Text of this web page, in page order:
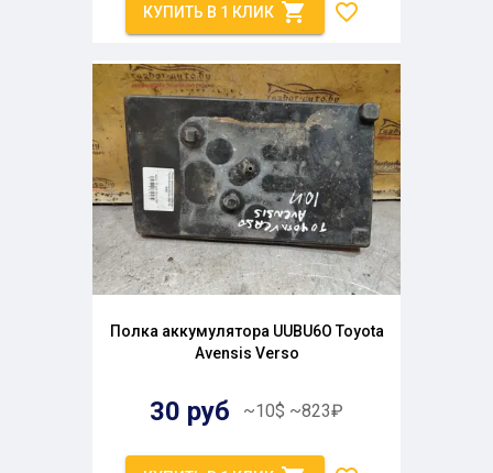
КУПИТЬ В 1 КЛИК
Полка аккумулятора UUBU6O Toyota
Avensis Verso
30 руб ~10$ ~823₽